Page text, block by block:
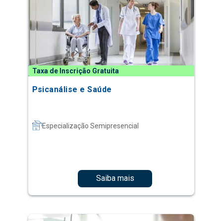
Taxa de Inscrição Gratuita
Psicanálise e Saúde
Especialização Semipresencial
Saiba mais